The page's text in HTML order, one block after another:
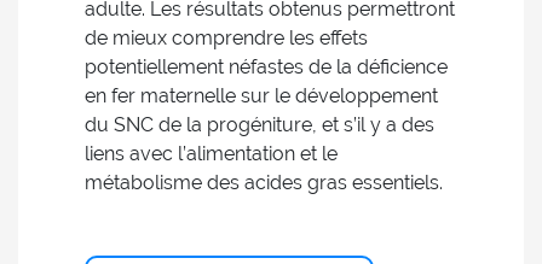
adulte. Les résultats obtenus permettront
de mieux comprendre les effets
potentiellement néfastes de la déficience
en fer maternelle sur le développement
du SNC de la progéniture, et s’il y a des
liens avec l’alimentation et le
métabolisme des acides gras essentiels.